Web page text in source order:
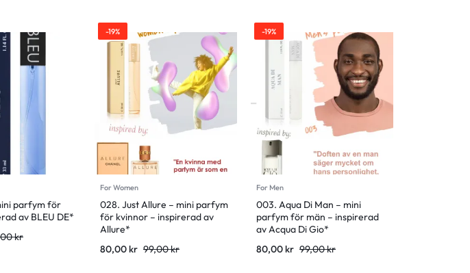
parfym för
av BLEU DE*
kr
-19%
For Women
028. Just Allure – mini parfym
för kvinnor – inspirerad av
Allure*
80,00kr 99,00kr
-19%
For Men
003. Aqua Di Man – mini
parfym för män – inspirerad
av Acqua Di Gio*
80,00kr 99,00kr